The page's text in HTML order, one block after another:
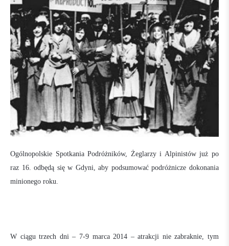
Ogólnopolskie Spotkania Podróżników, Żeglarzy i Alpinistów już po
raz 16. odbędą się w Gdyni, aby podsumować podróżnicze dokonania
minionego roku.
W ciągu trzech dni – 7-9 marca 2014 – atrakcji nie zabraknie, tym